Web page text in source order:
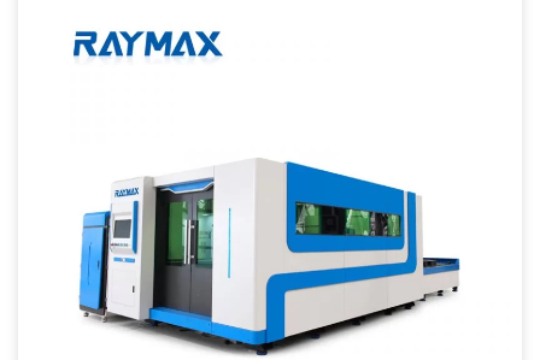
láser de tubos de metal. 2. La máquina de corte por láser de fibra de
tubo de metal cubre un […]